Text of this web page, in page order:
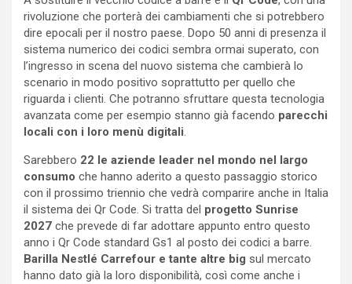
rivoluzione che porterà dei cambiamenti che si potrebbero
dire epocali per il nostro paese. Dopo 50 anni di presenza il
sistema numerico dei codici sembra ormai superato, con
l’ingresso in scena del nuovo sistema che cambierà lo
scenario in modo positivo soprattutto per quello che
riguarda i clienti. Che potranno sfruttare questa tecnologia
avanzata come per esempio stanno già facendo parecchi
locali con i loro menù digitali.
Sarebbero 22 le aziende leader nel mondo nel largo
consumo che hanno aderito a questo passaggio storico
con il prossimo triennio che vedrà comparire anche in Italia
il sistema dei Qr Code. Si tratta del progetto Sunrise
2027 che prevede di far adottare appunto entro questo
anno i Qr Code standard Gs1 al posto dei codici a barre.
Barilla Nestlé Carrefour e tante altre big sul mercato
hanno dato già la loro disponibilità, così come anche i